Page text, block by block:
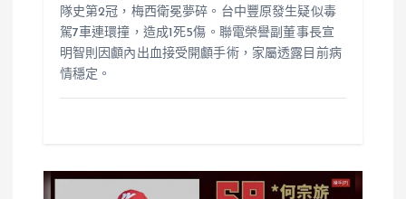
隊史第2冠，梅西衛冕夢碎。台中豐原發生疑似毒
駕7車連環撞，造成1死5傷。聯電榮譽副董事長宣
明智則因顱內出血接受開顱手術，家屬透露目前病
情穩定。